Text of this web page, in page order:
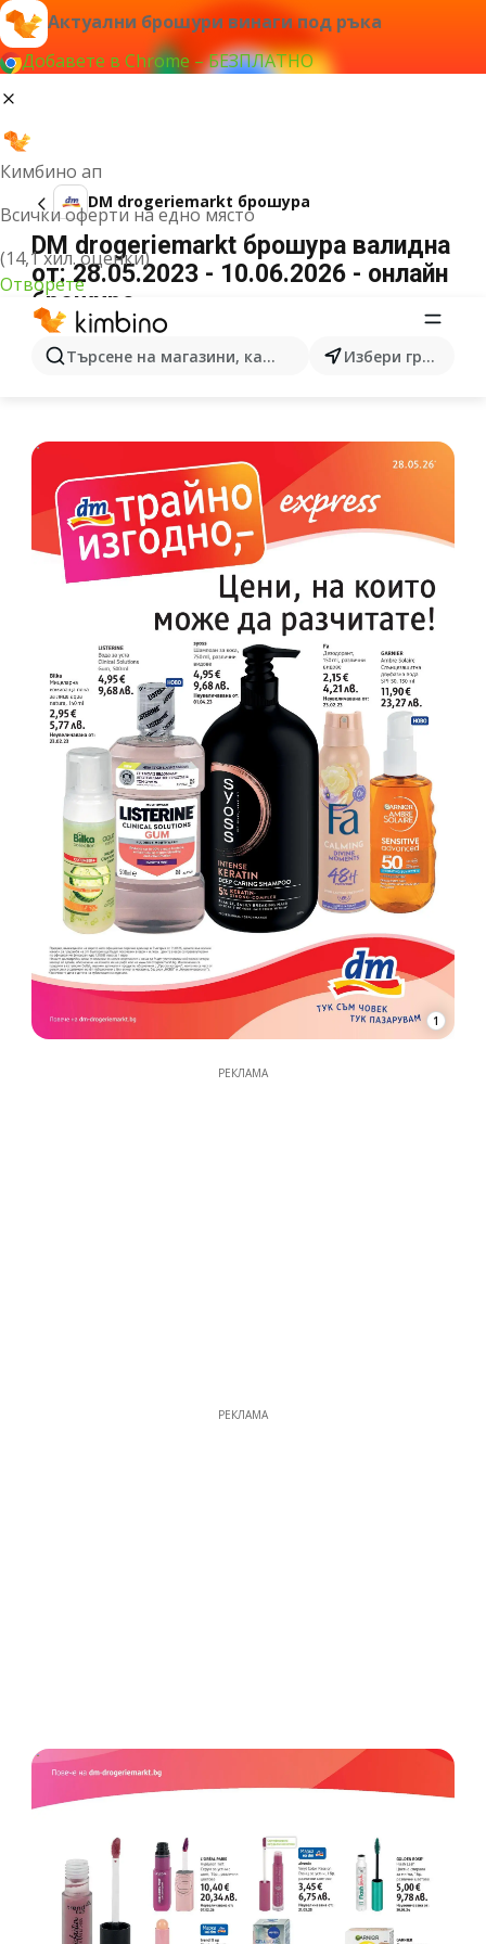
Актуални брошури винаги под ръка
Добавете в Chrome – БЕЗПЛАТНО
Кимбино ап
Всички оферти на едно място
(14,1 хил. оценки)
Отворете
Търсене на магазини, категории, продукти...Избери град
DM drogeriemarkt брошура
DM drogeriemarkt брошура валидна
от: 28.05.2023 - 10.06.2026 - онлайн
брошура
1
РЕКЛАМА
РЕКЛАМА